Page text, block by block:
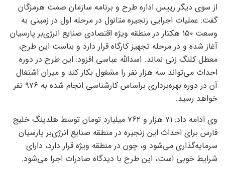
از سوی دیگر رییس اداره طرح و برنامه سازمان صمت هرمزگان
گفت: عملیات اجرایی زنجیره متانول در مرحله اول در زمینی به
وسعت ۱۵۰ هکتار در منطقه ویژه اقتصادی صنایع انرژی‌بر پارسیان
آغاز شده و در مرحله تجهیز کارگاه قرار دارد و بناست این طرح،
معطل کلنگ زنی نماند. اسدالله عباسی افزود: این طرح در دوره
احداث می‌تواند سه هزار نفر را مشغول بکار کند و میزان اشتغال
آن در دوره بهره‌برداری براساس کارشناسی انجام شده به ۹۷۶ نفر
خواهد رسید.
وی ادامه داد: ۷۱ هزار و ۷۶۲ میلیارد تومان توسط هلدینگ خلیج
فارس برای احداث این زنجیره در منطقه صنایع انرژی‌بر پارسیان
سرمایه‌گذاری می‌شود و، چون در منطقه ویژه قرار دارد، دارای
شرایط خوبی است، این طرح با دیدگاه صادرات اجرا می‌شود.